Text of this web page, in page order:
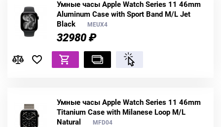
Умные часы Apple Watch Series 11 46mm
Aluminum Case with Sport Band M/L Jet
Black
MEUX4
32980 ₽
Умные часы Apple Watch Series 11 46mm
Titanium Case with Milanese Loop M/L
Natural
MFD04